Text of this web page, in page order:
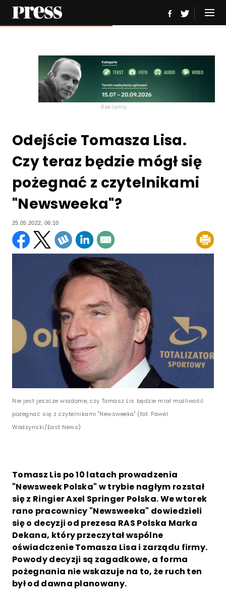
Reklama
Odejście Tomasza Lisa.
Czy teraz będzie mógł się
pożegnać z czytelnikami
"Newsweeka"?
25.05.2022, 06:10
Nie jest jeszcze wiadome, czy Tomasz Lis będzie miał możliwość
pożegnać się z czytelnikami "Newsweeka" (fot. Pawel
Wodzynski/East News)
Tomasz Lis po 10 latach prowadzenia
"Newsweek Polska" w trybie nagłym rozstał
się z Ringier Axel Springer Polska. We wtorek
rano pracownicy "Newsweeka" dowiedzieli
się o decyzji od prezesa RAS Polska Marka
Dekana, który przeczytał wspólne
oświadczenie Tomasza Lisa i zarządu firmy.
Powody decyzji są zagadkowe, a forma
pożegnania nie wskazuje na to, że ruch ten
był od dawna planowany.